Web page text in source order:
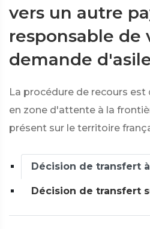
vers un autre
responsable de
demande
La procédure de recours
en zone d'attente à la
présent sur le territoire
Décision de transfert
Décision de transfert